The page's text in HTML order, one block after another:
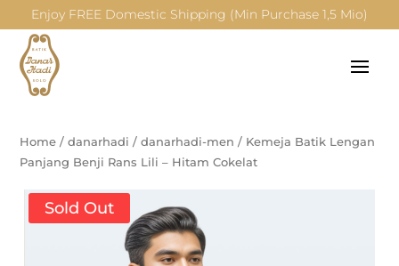
Enjoy FREE Domestic Shipping (Min Purchase 1,5 Mio)
Home /danarhadi /danarhadi-men / Kemeja Batik Lengan
Panjang Benji Rans Lili – Hitam Cokelat
Sold Out